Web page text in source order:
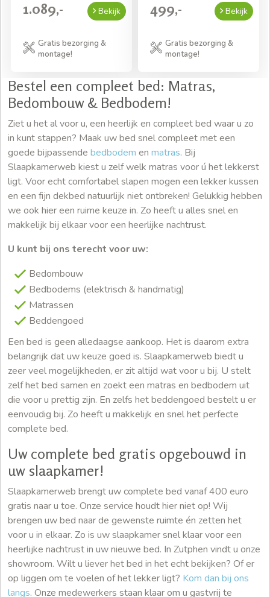
1.089,- Bekijk
Gratis bezorging &
montage!
499,- Bekijk
Gratis bezorging &
montage!
Bestel een compleet bed: Matras,
Bedombouw & Bedbodem!
Ziet u het al voor u, een heerlijk en compleet bed waar u zo
in kunt stappen? Maak uw bed snel compleet met een
goede bijpassende bedbodem en matras. Bij
Slaapkamerweb kiest u zelf welk matras voor ú het lekkerst
ligt. Voor echt comfortabel slapen mogen een lekker kussen
en een fijn dekbed natuurlijk niet ontbreken! Gelukkig hebben
we ook hier een ruime keuze in. Zo heeft u alles snel en
makkelijk bij elkaar voor een heerlijke nachtrust.
U kunt bij ons terecht voor uw:
Bedombouw
Bedbodems (elektrisch & handmatig)
Matrassen
Beddengoed
Een bed is geen alledaagse aankoop. Het is daarom extra
belangrijk dat uw keuze goed is. Slaapkamerweb biedt u
zeer veel mogelijkheden, er zit altijd wat voor u bij. U stelt
zelf het bed samen en zoekt een matras en bedbodem uit
die voor u prettig zijn. En zelfs het beddengoed bestelt u er
eenvoudig bij. Zo heeft u makkelijk en snel het perfecte
complete bed.
Uw complete bed gratis opgebouwd in
uw slaapkamer!
Slaapkamerweb brengt uw complete bed vanaf 400 euro
gratis naar u toe. Onze service houdt hier niet op! Wij
brengen uw bed naar de gewenste ruimte én zetten het
voor u in elkaar. Zo is uw slaapkamer snel klaar voor een
heerlijke nachtrust in uw nieuwe bed. In Zutphen vindt u onze
showroom. Wilt u liever het bed in het echt bekijken? Of er
op liggen om te voelen of het lekker ligt? Kom dan bij ons
langs. Onze medewerkers staan klaar om u gastvrij te